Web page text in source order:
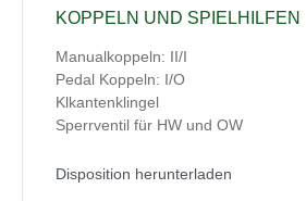
KOPPELN UND SPIELHILFEN
Manualkoppeln: II/I
Pedal Koppeln: I/O
Klkantenklingel
Sperrventil für HW und OW
Disposition herunterladen